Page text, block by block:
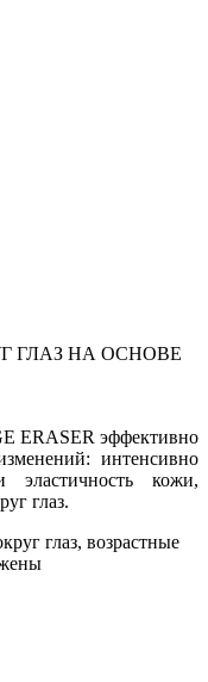
ГЛАЗ НА ОСНОВЕ
ERASER эффективно
интенсивно
эластичность кожи,
глаз.
глаз, возрастные